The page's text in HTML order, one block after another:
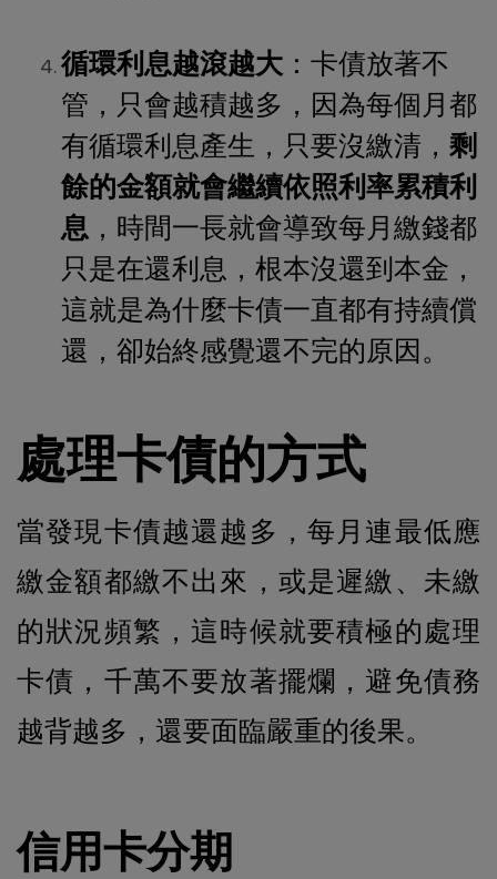
循環利息越滾越大 ：卡債放著不
管，只會越積越多，因為每個月都
有循環利息產生，只要沒繳清， 剩
餘的金額就會繼續依照利率累積利
息 ，時間一長就會導致每月繳錢都
只是在還利息，根本沒還到本金，
這就是為什麼卡債一直都有持續償
還，卻始終感覺還不完的原因。
處理卡債的方式
當發現卡債越還越多，每月連最低應
繳金額都繳不出來，或是遲繳、未繳
的狀況頻繁，這時候就要積極的處理
卡債，千萬不要放著擺爛，避免債務
越背越多，還要面臨嚴重的後果。
信用卡分期